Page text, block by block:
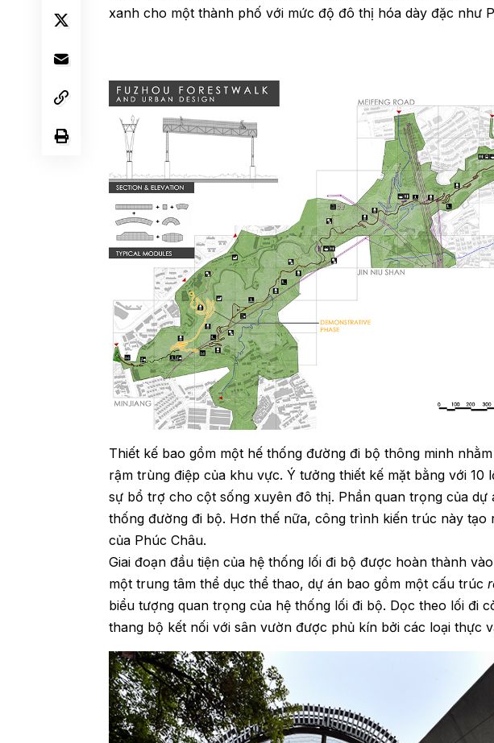
xanh cho một thành phố với mức độ đô thị hóa dày đặc như
Thiết kế bao gồm một hế thống đường đi bộ thông minh
rậm trùng điệp của khu vực. Ý tưởng thiết kế mặt bằng với 10
sự bổ trợ cho cột sống xuyên đô thị. Phần quan trọng của
thống đường đi bộ. Hơn thế nữa, công trình kiến trúc này tạo
của Phúc Châu.
Giai đoạn đầu tiện của hệ thống lối đi bộ được hoàn thành
một trung tâm thể dục thể thao, dự án bao gồm một cấu trúc
biểu tượng quan trọng của hệ thống lối đi bộ. Dọc theo lối đi
thang bộ kết nối với sân vườn được phủ kín bởi các loại thực